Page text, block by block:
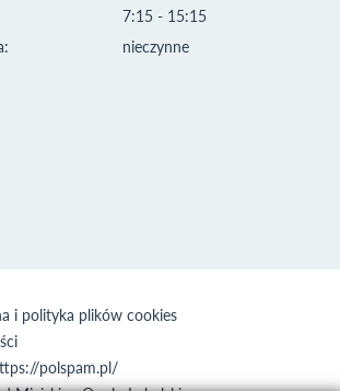
7:15 - 15:15
nieczynne
i polityka plików cookies
polspam.pl/